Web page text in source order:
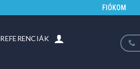
FIÓKOM
REFERENCIÁK